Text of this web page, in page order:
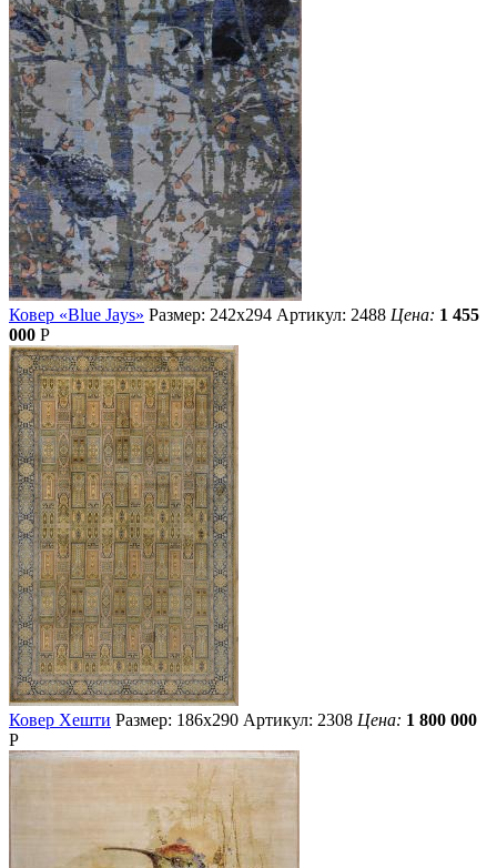
Ковер «Blue Jays» Размер: 242х294 Артикул: 2488 Цена: 1 455
000 Р
Ковер Хешти Размер: 186х290 Артикул: 2308 Цена: 1 800 000
Р